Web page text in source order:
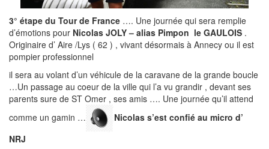
3° étape du Tour de France …. Une journée qui sera remplie
d’émotions pour Nicolas JOLY – alias Pimpon le GAULOIS .
Originaire d’ Aire /Lys ( 62 ) , vivant désormais à Annecy ou il est
pompier professionnel
il sera au volant d’un véhicule de la caravane de la grande boucle
…Un passage au coeur de la ville qui l’a vu grandir , devant ses
parents sure de ST Omer , ses amis …. Une journée qu’il attend
comme un gamin …
Nicolas s’est confié au micro d’
NRJ